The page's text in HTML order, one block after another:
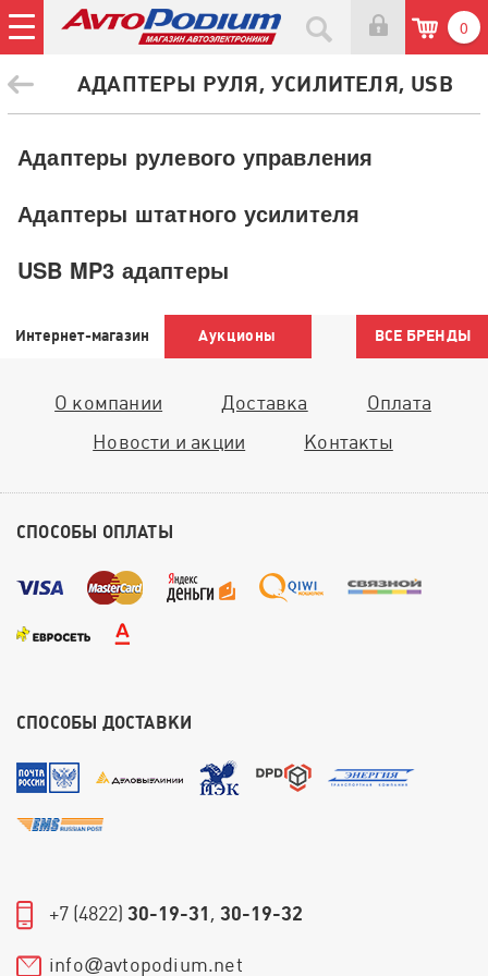
0
АДАПТЕРЫ РУЛЯ, УСИЛИТЕЛЯ, USB
Адаптеры рулевого управления
Адаптеры штатного усилителя
USB MP3 адаптеры
Интернет-магазин Аукционы ВСЕ БРЕНДЫ
О компании Доставка
Оплата
Новости и акции
Контакты
СПОСОБЫ ОПЛАТЫ
СПОСОБЫ ДОСТАВКИ
+7 (4822) 30-19-31, 30-19-32
info@avtopodium.net